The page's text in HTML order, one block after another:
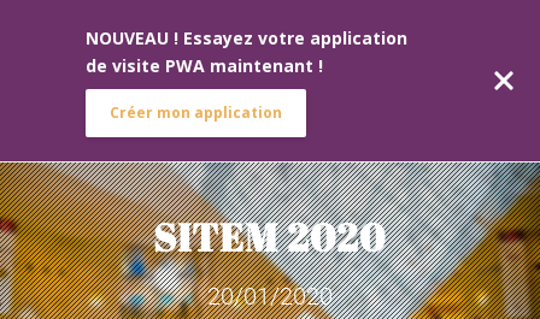
SITEM 2020
20/01/2020
NOUVEAU ! Essayez votre application
de visite PWA maintenant !
Créer mon application